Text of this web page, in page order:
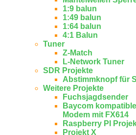
1:9 balun
1:49 balun
1:64 balun
4:1 Balun
Tuner
Z-Match
L-Network Tuner
SDR Projekte
Abstimmknopf für
Weitere Projekte
Fuchsjagdsender
Baycom
Modem mit FX614
Raspberry PI
Projekt X